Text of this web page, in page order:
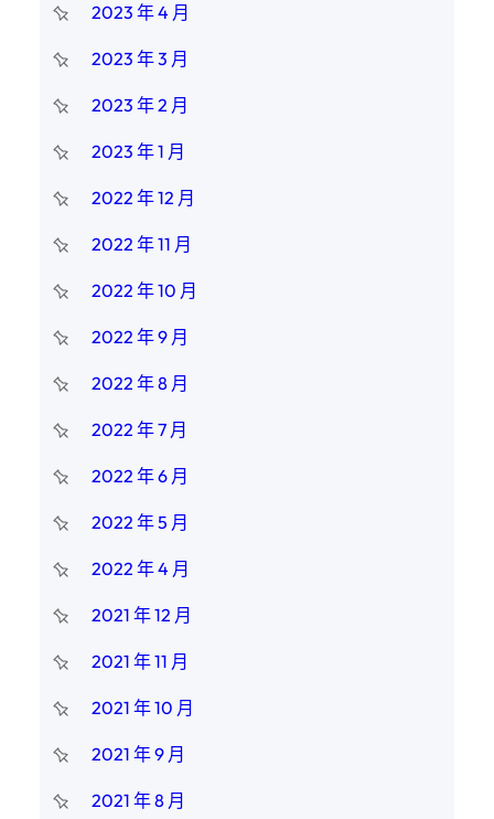
2023 年 4 月
2023 年 3 月
2023 年 2 月
2023 年 1 月
2022 年 12 月
2022 年 11 月
2022 年 10 月
2022 年 9 月
2022 年 8 月
2022 年 7 月
2022 年 6 月
2022 年 5 月
2022 年 4 月
2021 年 12 月
2021 年 11 月
2021 年 10 月
2021 年 9 月
2021 年 8 月